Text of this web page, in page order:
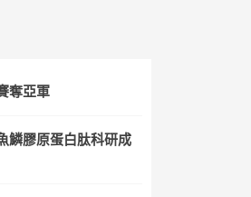
奪亞軍
鱗膠原蛋白肽科研成